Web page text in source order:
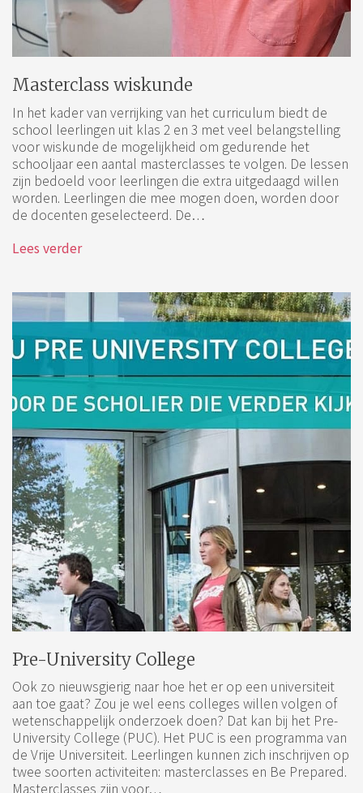
Masterclass wiskunde
In het kader van verrijking van het curriculum biedt de
school leerlingen uit klas 2 en 3 met veel belangstelling
voor wiskunde de mogelijkheid om gedurende het
schooljaar een aantal masterclasses te volgen. De lessen
zijn bedoeld voor leerlingen die extra uitgedaagd willen
worden. Leerlingen die mee mogen doen, worden door
de docenten geselecteerd. De…
Lees verder
Pre-University College
Ook zo nieuwsgierig naar hoe het er op een universiteit
aan toe gaat? Zou je wel eens colleges willen volgen of
wetenschappelijk onderzoek doen? Dat kan bij het Pre-
University College (PUC). Het PUC is een programma van
de Vrije Universiteit. Leerlingen kunnen zich inschrijven op
twee soorten activiteiten: masterclasses en Be Prepared.
Masterclasses zijn voor…